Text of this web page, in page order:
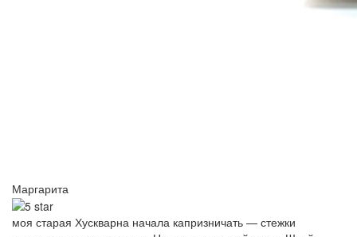
Маргарита
моя старая Хускварна начала капризничать — стежки